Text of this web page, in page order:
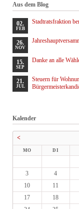
Aus dem Blog
02.
FEB
Stadtratsfraktion
26.
NOV
15.
SEP
Danke an alle
21.
JUL
Steuern für
Kalender
<
MO DI
3
4
10
11
17
18